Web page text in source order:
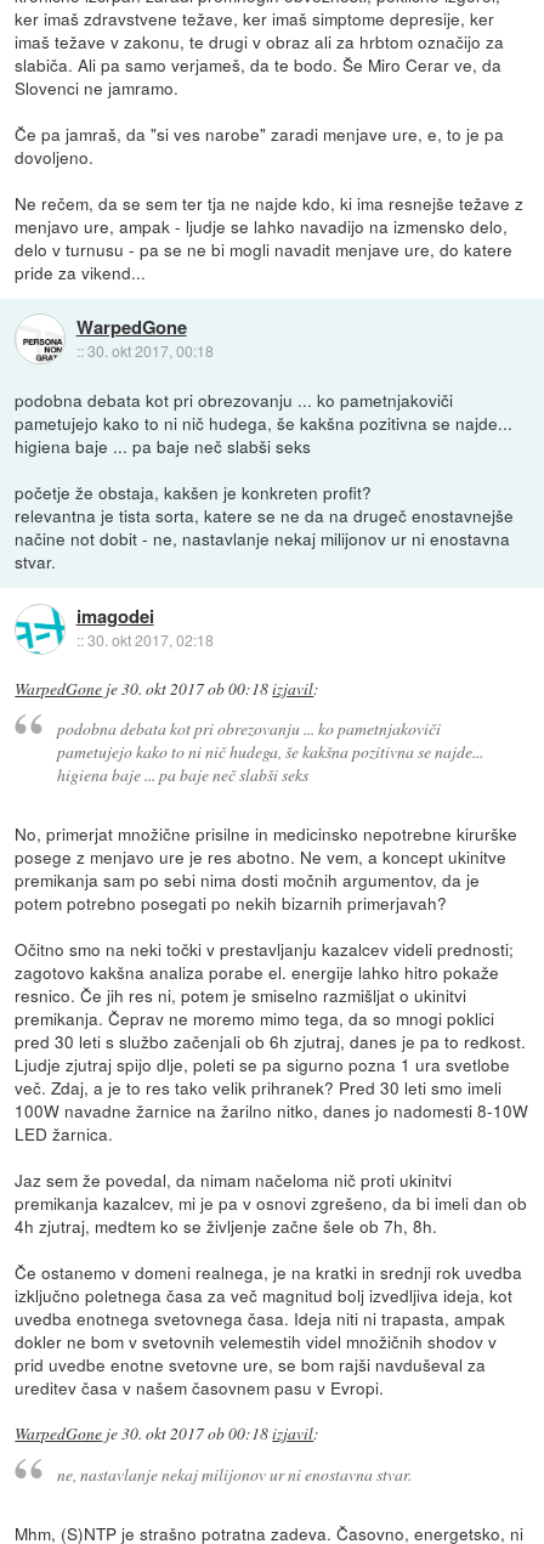
ker imaš zdravstvene težave, ker imaš simptome depresije, ker
imaš težave v zakonu, te drugi v obraz ali za hrbtom označijo za
slabiča. Ali pa samo verjameš, da te bodo. Še Miro Cerar ve, da
Slovenci ne jamramo.
Če pa jamraš, da "si ves narobe" zaradi menjave ure, e, to je pa
dovoljeno.
Ne rečem, da se sem ter tja ne najde kdo, ki ima resnejše težave z
menjavo ure, ampak - ljudje se lahko navadijo na izmensko delo,
delo v turnusu - pa se ne bi mogli navadit menjave ure, do katere
pride za vikend...
WarpedGone
::30. okt 2017, 00:18
podobna debata kot pri obrezovanju ... ko pametnjakoviči
pametujejo kako to ni nič hudega, še kakšna pozitivna se najde...
higiena baje ... pa baje neč slabši seks
početje že obstaja, kakšen je konkreten profit?
relevantna je tista sorta, katere se ne da na drugeč enostavnejše
načine not dobit - ne, nastavlanje nekaj milijonov ur ni enostavna
stvar.
imagodei
::30. okt 2017, 02:18
WarpedGone je30. okt 2017 ob 00:18izjavil:
podobna debata kot pri obrezovanju ... ko pametnjakoviči
pametujejo kako to ni nič hudega, še kakšna pozitivna se najde...
higiena baje ... pa baje neč slabši seks
No, primerjat množične prisilne in medicinsko nepotrebne kirurške
posege z menjavo ure je res abotno. Ne vem, a koncept ukinitve
premikanja sam po sebi nima dosti močnih argumentov, da je
potem potrebno posegati po nekih bizarnih primerjavah?
Očitno smo na neki točki v prestavljanju kazalcev videli prednosti;
zagotovo kakšna analiza porabe el. energije lahko hitro pokaže
resnico. Če jih res ni, potem je smiselno razmišljat o ukinitvi
premikanja. Čeprav ne moremo mimo tega, da so mnogi poklici
pred 30 leti s službo začenjali ob 6h zjutraj, danes je pa to redkost.
Ljudje zjutraj spijo dlje, poleti se pa sigurno pozna 1 ura svetlobe
več. Zdaj, a je to res tako velik prihranek? Pred 30 leti smo imeli
100W navadne žarnice na žarilno nitko, danes jo nadomesti 8-10W
LED žarnica.
Jaz sem že povedal, da nimam načeloma nič proti ukinitvi
premikanja kazalcev, mi je pa v osnovi zgrešeno, da bi imeli dan ob
4h zjutraj, medtem ko se življenje začne šele ob 7h, 8h.
Če ostanemo v domeni realnega, je na kratki in srednji rok uvedba
izključno poletnega časa za več magnitud bolj izvedljiva ideja, kot
uvedba enotnega svetovnega časa. Ideja niti ni trapasta, ampak
dokler ne bom v svetovnih velemestih videl množičnih shodov v
prid uvedbe enotne svetovne ure, se bom rajši navduševal za
ureditev časa v našem časovnem pasu v Evropi.
WarpedGone je30. okt 2017 ob 00:18izjavil:
ne, nastavlanje nekaj milijonov ur ni enostavna stvar.
Mhm, (S)NTP je strašno potratna zadeva. Časovno, energetsko, ni